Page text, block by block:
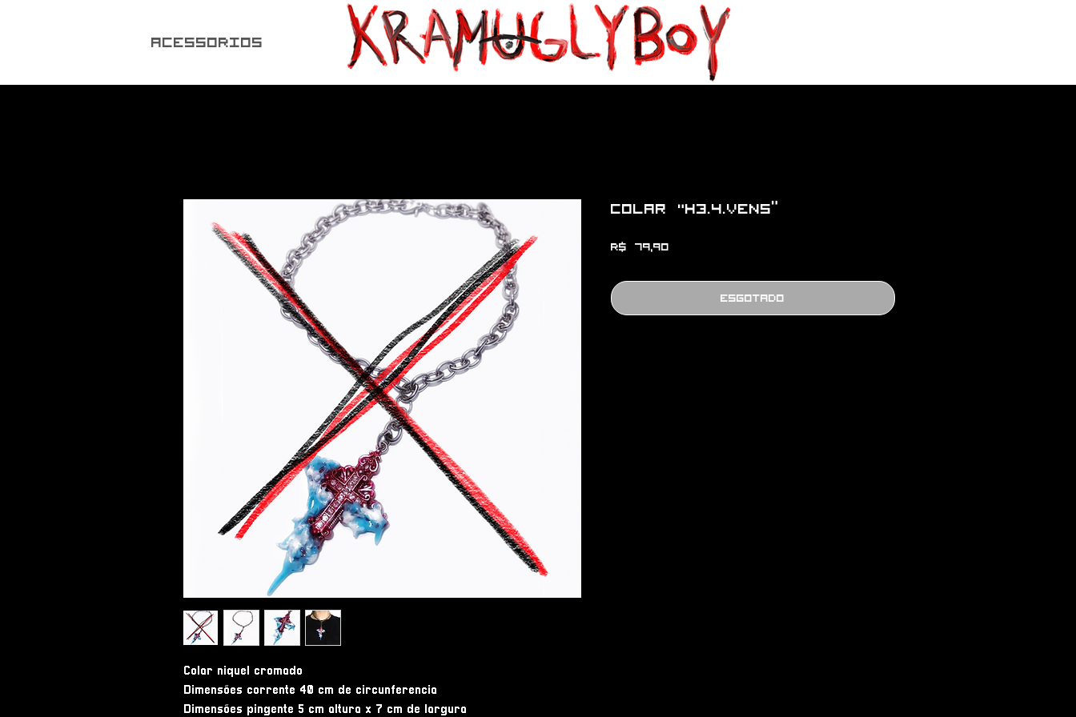
ACESSORIOS
Colar niquel cromado
Dimensões corrente 40 cm de circunferencia
Dimensões pingente 5 cm altura x 7 cm de largura
Colar "H3.4.VENS”
R$ 79,90Preço
Esgotado